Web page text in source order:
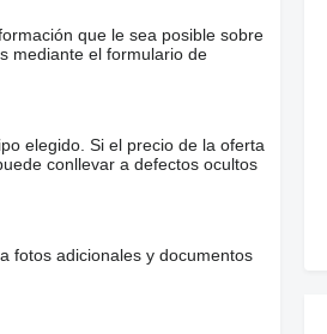
que le sea posible sobre
mediante el formulario de
elegido. Si el precio de la oferta
conllevar a defectos ocultos
fotos adicionales y documentos